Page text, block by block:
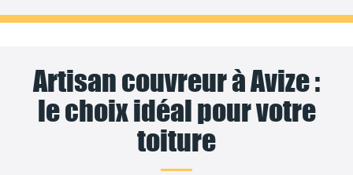
Artisan couvreur à Avize :
le choix idéal pour votre
toiture